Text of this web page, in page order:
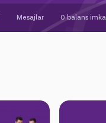
Mesajlar 0 balans